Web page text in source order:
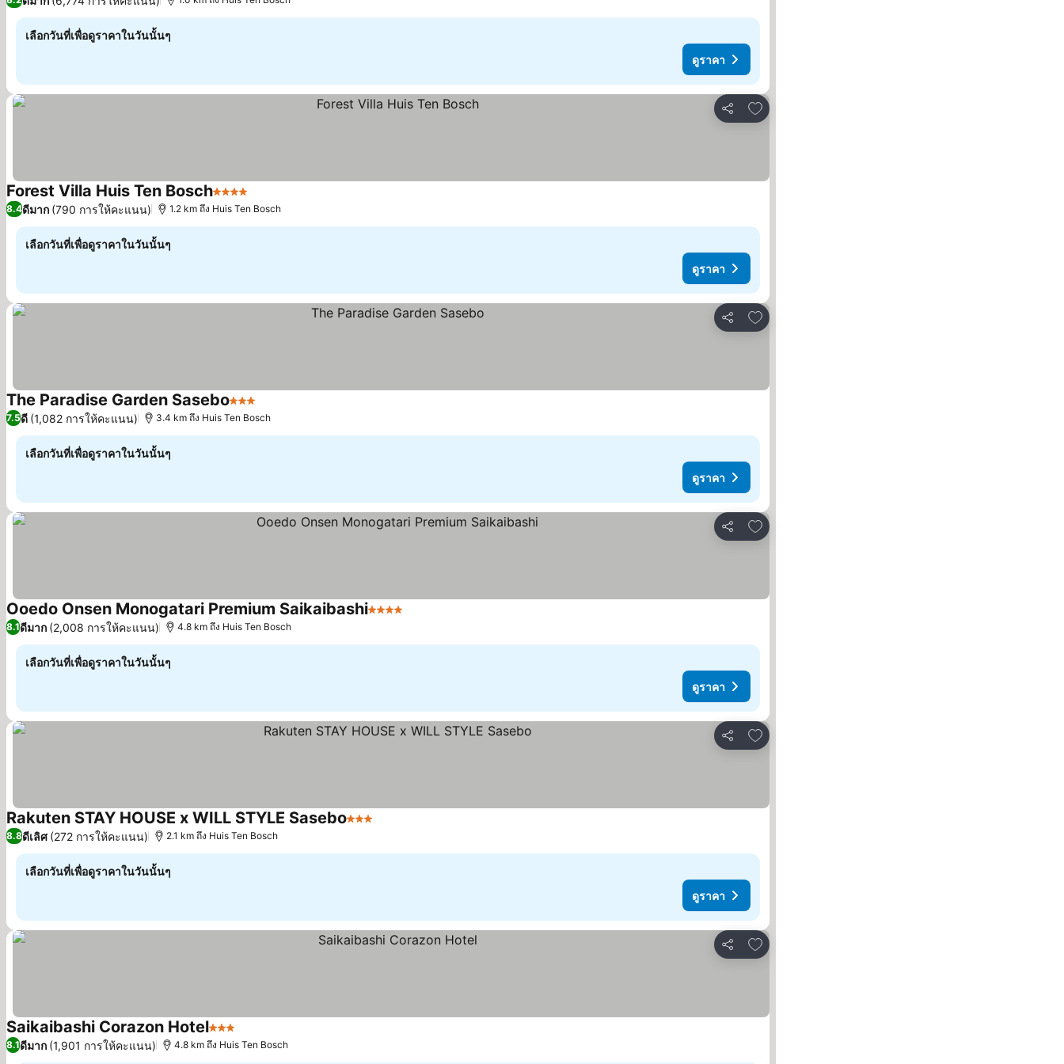
เลือกวันที่เพื่อดูราคาในวันนั้นๆ
ดูราคา
แชร์
เพิ่มในรายการโปรด
Forest Villa Huis Ten Bosch4 ดาว
8.4ดีมาก (790 การให้คะแนน) 1.2 km ถึง Huis Ten Bosch
เลือกวันที่เพื่อดูราคาในวันนั้นๆ
ดูราคา
แชร์
เพิ่มในรายการโปรด
The Paradise Garden Sasebo3 ดาว
7.5ดี (1,082 การให้คะแนน) 3.4 km ถึง Huis Ten Bosch
เลือกวันที่เพื่อดูราคาในวันนั้นๆ
ดูราคา
แชร์
เพิ่มในรายการโปรด
Ooedo Onsen Monogatari Premium Saikaibashi4 ดาว
8.1ดีมาก (2,008 การให้คะแนน) 4.8 km ถึง Huis Ten Bosch
เลือกวันที่เพื่อดูราคาในวันนั้นๆ
ดูราคา
แชร์
เพิ่มในรายการโปรด
Rakuten STAY HOUSE x WILL STYLE Sasebo3 ดาว
8.8ดีเลิศ (272 การให้คะแนน) 2.1 km ถึง Huis Ten Bosch
เลือกวันที่เพื่อดูราคาในวันนั้นๆ
ดูราคา
แชร์
เพิ่มในรายการโปรด
Saikaibashi Corazon Hotel3 ดาว
8.1ดีมาก (1,901 การให้คะแนน) 4.8 km ถึง Huis Ten Bosch